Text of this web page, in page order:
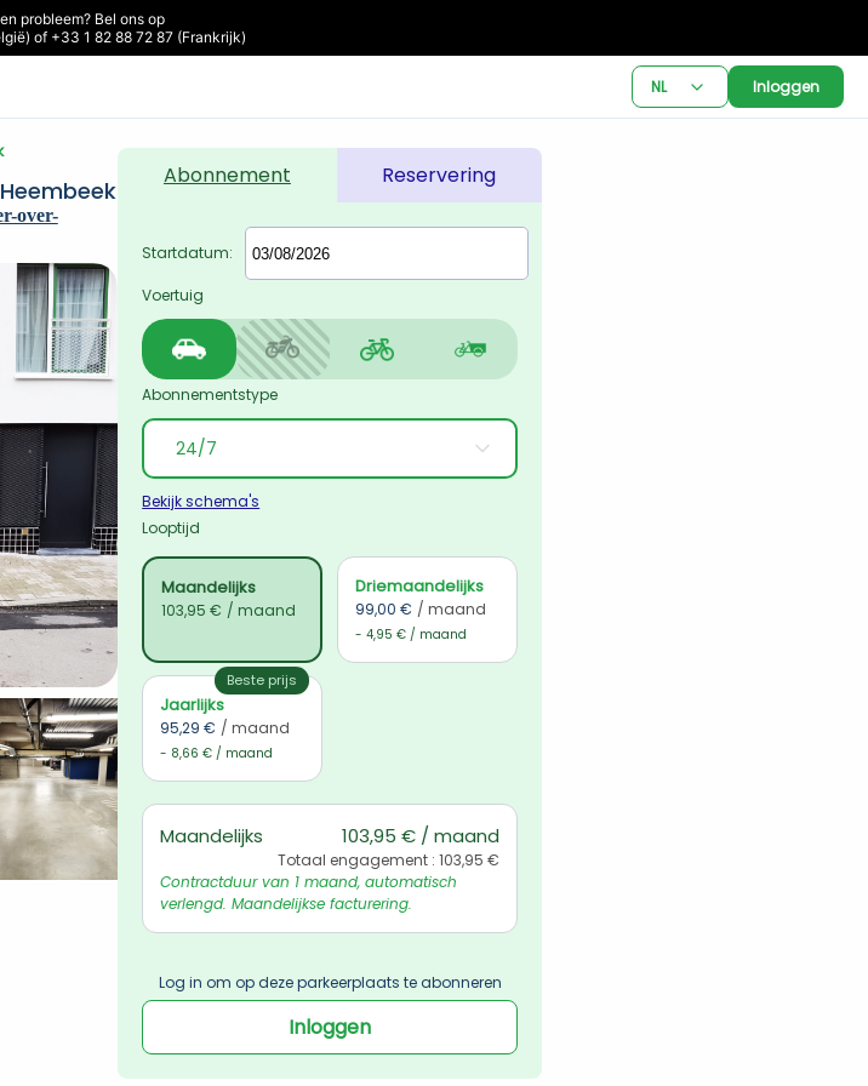
probleem? Bel ons op
of +33 1 82 88 72 87 (Frankrijk)
NL Inloggen
over-
Abonnement Reservering
Startdatum:
Voertuig
Abonnementstype
Bekijk schema's
Looptijd
Maandelijks
103,95 € / maand
Driemaandelijks
99,00 € / maand
- 4,95 € / maand
Beste prijs
Jaarlijks
95,29 € / maand
- 8,66 € / maand
Maandelijks 103,95 € / maand
Totaal engagement : 103,95 €
Contractduur van 1 maand, automatisch
verlengd. Maandelijkse facturering.
Log in om op deze parkeerplaats te abonneren
Inloggen